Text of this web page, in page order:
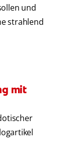
und
strahlend
mit